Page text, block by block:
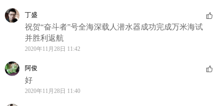
丁盛
祝贺“奋斗者”号全海深载人潜水器成功完成万米海试
并胜利返航
2020年11月28日 11:42
阿俊
好
2020年11月28日 11:40